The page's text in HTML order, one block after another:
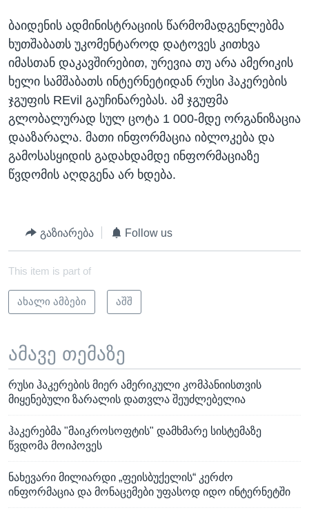
ბაიდენის ადმინისტრაციის წარმომადგენლებმა
ხუთშაბათს უკომენტაროდ დატოვეს კითხვა
იმასთან დაკავშირებით, ურევია თუ არა ამერიკის
ხელი სამშაბათს ინტერნეტიდან რუსი ჰაკერების
ჯგუფის REvil გაუჩინარებას. ამ ჯგუფმა
გლობალურად სულ ცოტა 1 000-მდე ორგანიზაცია
დააზარალა. მათი ინფორმაცია იბლოკება და
გამოსასყიდის გადახდამდე ინფორმაციაზე
წვდომის აღდგენა არ ხდება.
გაზიარება Follow us
This item is part of
ახალი ამბები აშშ
ამავე თემაზე
რუსი ჰაკერების მიერ ამერიკული კომპანიისთვის
მიყენებული ზარალის დათვლა შეუძლებელია
ჰაკერებმა "მაიკროსოფტის" დამხმარე სისტემაზე
წვდომა მოიპოვეს
ნახევარი მილიარდი „ფეისბუქელის“ კერძო
ინფორმაცია და მონაცემები უფასოდ იდო ინტერნეტში